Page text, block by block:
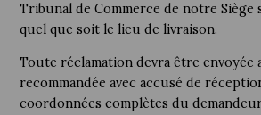
Tribunal de Commerce de notre Siège
quel que soit le lieu de livraison.
Toute réclamation devra être envoyée
recommandée avec accusé de
coordonnées complètes du